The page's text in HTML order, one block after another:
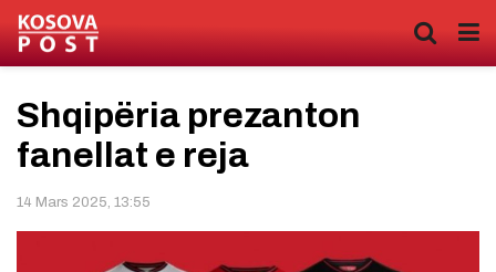
Shqipëria prezanton
fanellat e reja
14 Mars 2025, 13:55